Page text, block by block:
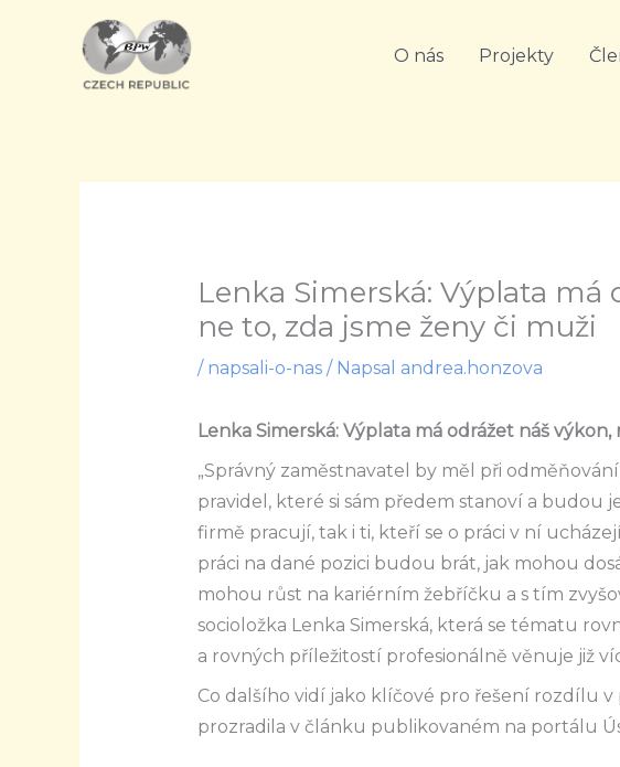
O nás Projekty
Lenka Simerská: Výplata má
ne to, zda jsme ženy či muži
/ napsali-o-nas/ Napsal andrea.honzova
Lenka Simerská: Výplata má odrážet náš
„Správný zaměstnavatel by měl při
pravidel, které si sám předem stanoví a budou
firmě pracují, tak i ti, kteří se o práci v ní
práci na dané pozici budou brát, jak mohou
mohou růst na kariérním žebříčku a s tím
socioložka Lenka Simerská, která se tématu
a rovných příležitostí profesionálně věnuje již
Co dalšího vidí jako klíčové pro řešení rozdílu
prozradila v článku publikovaném na portálu